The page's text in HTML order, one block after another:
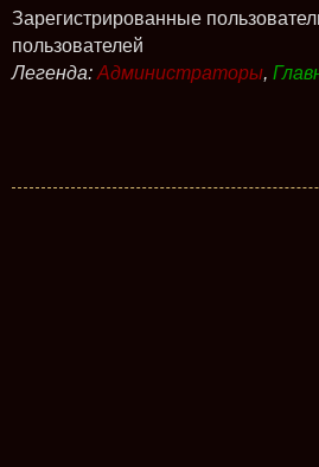
Зарегистрированные
пользователей
Легенда: Администраторы,